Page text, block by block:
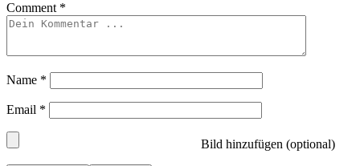
Comment *
Name *
Email *
Bild hinzufügen (optional)